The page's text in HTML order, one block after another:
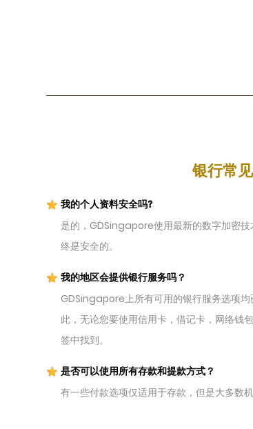
银行常
我的个人资料安全吗?
是的，GDSingapore使用最新的数字加密
终是安全的。
我的地区会提供银行服务吗？
GDSingapore上所有可用的银行服务选项
此，无论您要使用信用卡，借记卡，网络钱
签中找到。
是否可以使用所有存款和提款方式？
有一些付款选项仅适用于存款，但是大多数